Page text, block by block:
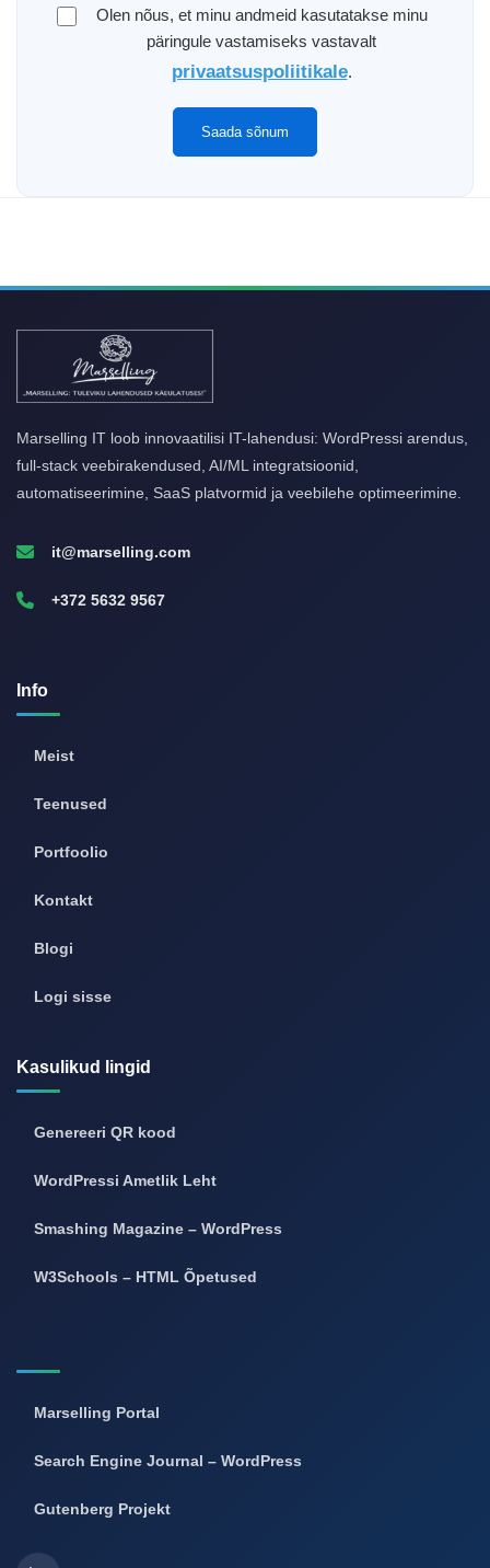
Olen nõus, et minu andmeid kasutatakse minu
päringule vastamiseks vastavalt
privaatsuspoliitikale.
Saada sõnum
Marselling IT loob innovaatilisi IT-lahendusi: WordPressi arendus,
full-stack veebirakendused, AI/ML integratsioonid,
automatiseerimine, SaaS platvormid ja veebilehe optimeerimine.
it@marselling.com
+372 5632 9567
Info
Meist
Teenused
Portfoolio
Kontakt
Blogi
Logi sisse
Kasulikud lingid
Genereeri QR kood
WordPressi Ametlik Leht
Smashing Magazine – WordPress
W3Schools – HTML Õpetused
Marselling Portal
Search Engine Journal – WordPress
Gutenberg Projekt